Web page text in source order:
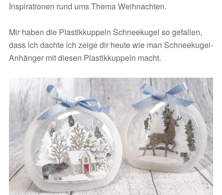
Inspirationen rund ums Thema Weihnachten.
Mir haben die Plastikkuppeln Schneekugel so gefallen,
dass ich dachte ich zeige dir heute wie man Schneekugel-
Anhänger mit diesen Plastikkuppeln macht.